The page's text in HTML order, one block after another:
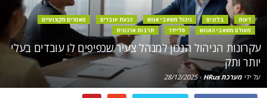
דעות בלוגים ניהול משאבי אנוש הנעת עובדים
מאמרים מקצועיים
מעולם משאבי האנוש
סליידר תרבות ארגונית
עקרונות הניהול הנכון למנהל צעיר שכפיפים לו עובדים בעלי
יותר ותק
על ידי מערכת HRus -
28/12/2025